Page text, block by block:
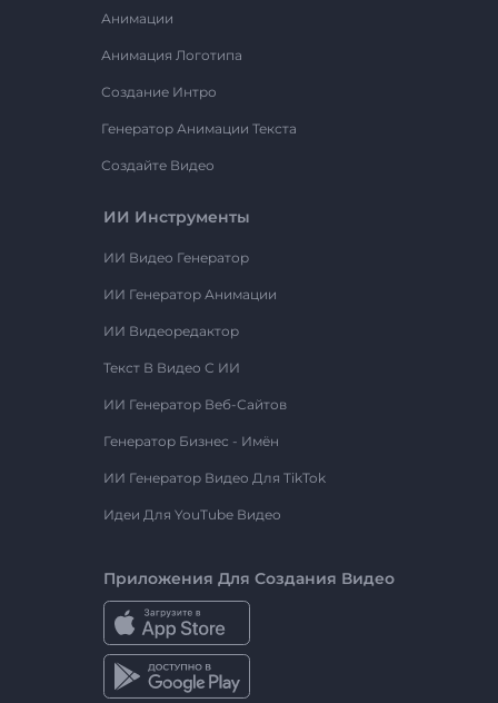
Анимации
Анимация Логотипа
Создание Интро
Генератор Анимации Текста
Создайте Видео
ИИ Инструменты
ИИ Видео Генератор
ИИ Генератор Анимации
ИИ Видеоредактор
Текст В Видео С ИИ
ИИ Генератор Веб-Сайтов
Генератор Бизнес - Имён
ИИ Генератор Видео Для TikTok
Идеи Для YouTube Видео
Приложения Для Создания Видео